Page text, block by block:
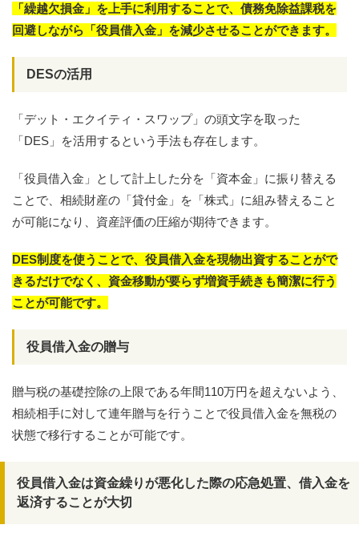
「繰越欠損金」を上手に利用することで、債務免除益課税を
回避しながら「役員借入金」を減少させることができます。
DESの活用
「デット・エクイティ・スワップ」の頭文字を取った
「DES」を活用するという手法も存在します。
「役員借入金」として計上した分を「資本金」に振り替える
ことで、相続財産の「貸付金」を「株式」に組み替えること
が可能になり、資産評価の圧縮が期待できます。
DES制度を使うことで、役員借入金を現物出資することがで
きるだけでなく、資金移動が要らず増資手続きも簡潔に行う
ことが可能です。
役員借入金の贈与
贈与税の基礎控除の上限である年間110万円を超えないよう、
相続相手に対して連年贈与を行うことで役員借入金を無税の
状態で移行することが可能です。
役員借入金は資金繰りが悪化した際の応急処置、借入金を
返済することが大切